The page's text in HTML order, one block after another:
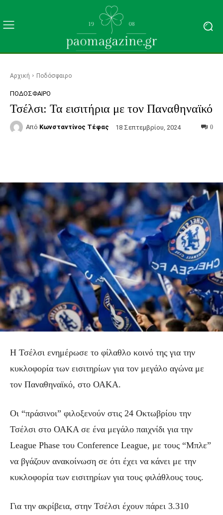
Αρχική Ποδόσφαιρο
ΠΟΔΌΣΦΑΙΡΟ
Τσέλσι: Τα εισιτήρια με τον Παναθηναϊκό
Από Κωνσταντίνος Τέφας 18 Σεπτεμβρίου, 2024 0
Η Τσέλσι ενημέρωσε το φίλαθλο κοινό της για την
κυκλοφορία των εισιτηρίων για τον μεγάλο αγώνα με
τον Παναθηναϊκό, στο ΟΑΚΑ.
Οι “πράσινοι” φιλοξενούν στις 24 Οκτωβρίου την
Τσέλσι στο ΟΑΚΑ σε ένα μεγάλο παιχνίδι για την
League Phase του Conference League, με τους “Μπλε”
να βγάζουν ανακοίνωση σε ότι έχει να κάνει με την
κυκλοφορία των εισιτηρίων για τους φιλάθλους τους.
Για την ακρίβεια, στην Τσέλσι έχουν πάρει 3.310